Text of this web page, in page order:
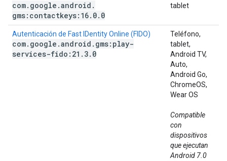
com. google .android .
gms:contactkeys:16. 0. 0
tablet
Autenticación de Fast IDentity Online (FIDO)
com. google .android . gms:play-
services-fido:21 . 3. 0
Teléfono,
tablet,
Android TV,
Auto,
Android Go,
ChromeOS,
Wear OS
Compatible
con
dispositivos
que ejecutan
Android 7.0